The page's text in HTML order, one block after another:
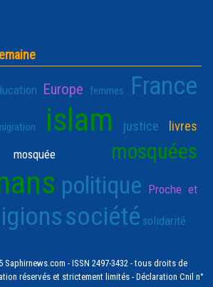
Europe femmes France
islam justice livres
mosquée mosquées
politique Proche et
société solidarité
- ISSN 2497-3432 - tous droits de
réservés et strictement limités - Déclaration Cnil n°